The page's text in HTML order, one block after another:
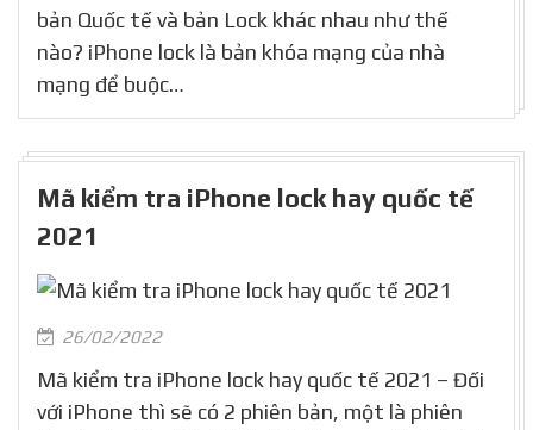
bản Quốc tế và bản Lock khác nhau như thế
nào? iPhone lock là bản khóa mạng của nhà
mạng để buộc…
Mã kiểm tra iPhone lock hay quốc tế
2021
26/02/2022
Mã kiểm tra iPhone lock hay quốc tế 2021 – Đối
với iPhone thì sẽ có 2 phiên bản, một là phiên